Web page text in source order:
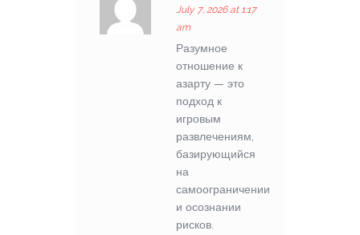
July 7, 2026 at 1:17
am
Разумное
отношение к
азарту — это
подход к
игровым
развлечениям,
базирующийся
на
самоограничении
и осознании
рисков.